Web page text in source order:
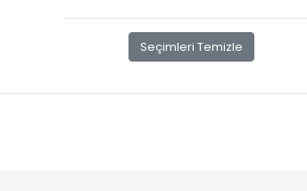
Bardak
Kavanoz
Fırın Kabı
Yağlık-Tuzluk-Biberlik
Seçimleri Temizle